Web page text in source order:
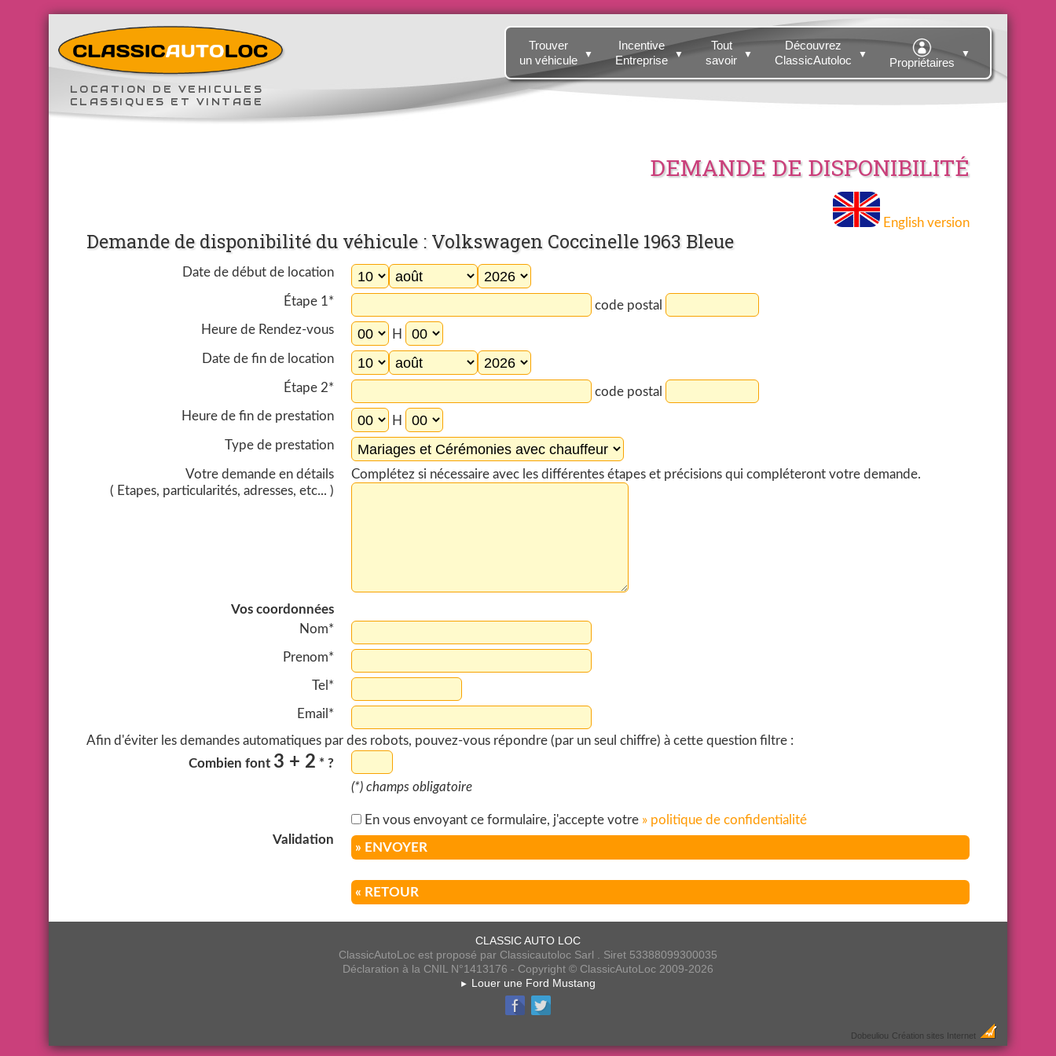
LOCATION DE VEHICULES
CLASSIQUES ET VINTAGE
Trouver
un véhicule
▼
Incentive
Entreprise
▼
Tout
savoir
▼
Découvrez
ClassicAutoloc
▼
Propriétaires
▼
DEMANDE DE DISPONIBILITÉ
English version
Demande de disponibilité du véhicule : Volkswagen Coccinelle 1963 Bleue
Date de début de location
Étape 1*
code postal
Heure de Rendez-vous
H
Date de fin de location
Étape 2*
code postal
Heure de fin de prestation
H
Type de prestation
Votre demande en détails
( Etapes, particularités, adresses, etc... )
Complétez si nécessaire avec les différentes étapes et précisions qui compléteront votre demande.
Vos coordonnées
Nom*
Prenom*
Tel*
Email*
Afin d'éviter les demandes automatiques par des robots, pouvez-vous répondre (par un seul chiffre) à cette question filtre :
Combien font 3 + 2 * ?
(*) champs obligatoire
En vous envoyant ce formulaire, j'accepte votre » politique de confidentialité
Validation
» ENVOYER
« RETOUR
CLASSIC AUTO LOC
ClassicAutoLoc est proposé par Classicautoloc Sarl . Siret 53388099300035
Déclaration à la CNIL N°1413176 - Copyright © ClassicAutoLoc 2009-2026
► Louer une Ford Mustang
Dobeuliou Création sites Internet